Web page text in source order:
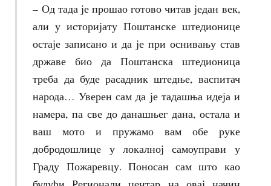
– Од тада је прошао готово читав један век,
али у историјату Поштанске штедионице
остаје записано и да је при оснивању став
државе био да Поштанска штедионица
треба да буде расадник штедње, васпитач
народа…Уверен сам да је тадашња идеја и
намера, па све до данашњег дана, остала и
ваш мото и пружамо вам обе руке
добродошлице у локалној самоуправи у
Граду Пожаревцу. Поносан сам што као